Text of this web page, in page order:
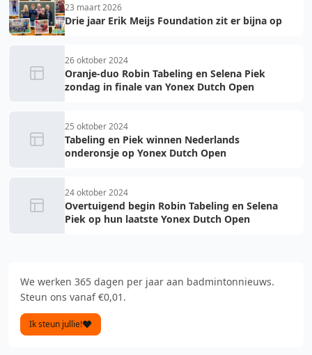
23 maart 2026
Drie jaar Erik Meijs Foundation zit er bijna op
26 oktober 2024
Oranje-duo Robin Tabeling en Selena Piek
zondag in finale van Yonex Dutch Open
25 oktober 2024
Tabeling en Piek winnen Nederlands
onderonsje op Yonex Dutch Open
24 oktober 2024
Overtuigend begin Robin Tabeling en Selena
Piek op hun laatste Yonex Dutch Open
We werken 365 dagen per jaar aan badmintonnieuws.
Steun ons vanaf €0,01.
Ik steun jullie!